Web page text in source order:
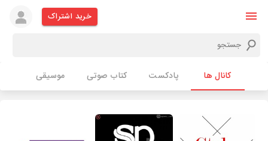
خرید اشتراک
کانال ها پادکست کتاب صوتی موسیقی